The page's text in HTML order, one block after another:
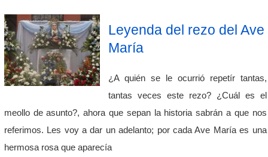
Leyenda del rezo del Ave
María
¿A quién se le ocurrió repetír tantas,
tantas veces este rezo? ¿Cuál es el
meollo de asunto?, ahora que sepan la historia sabrán a que nos
referimos. Les voy a dar un adelanto; por cada Ave María es una
hermosa rosa que aparecía